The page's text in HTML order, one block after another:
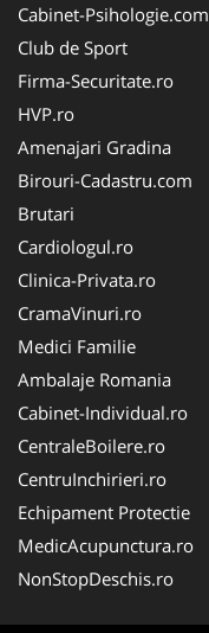
Cabinet-Psihologie.com
Club de Sport
Firma-Securitate.ro
HVP.ro
Amenajari Gradina
Birouri-Cadastru.com
Brutari
Cardiologul.ro
Clinica-Privata.ro
CramaVinuri.ro
Medici Familie
Ambalaje Romania
Cabinet-Individual.ro
CentraleBoilere.ro
CentruInchirieri.ro
Echipament Protectie
MedicAcupunctura.ro
NonStopDeschis.ro